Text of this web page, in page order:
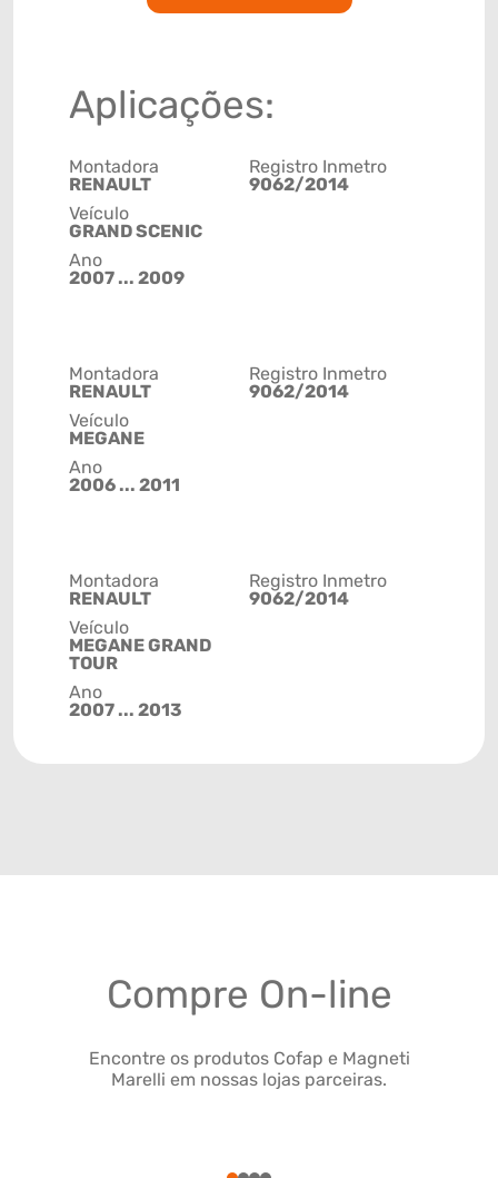
Aplicações:
Montadora
RENAULT
Veículo
GRAND SCENIC
Ano
2007 ... 2009
Registro Inmetro
9062/2014
Montadora
RENAULT
Veículo
MEGANE
Ano
2006 ... 2011
Registro Inmetro
9062/2014
Montadora
RENAULT
Veículo
MEGANE GRAND
TOUR
Ano
2007 ... 2013
Registro Inmetro
9062/2014
Compre On-line
Encontre os produtos Cofap e Magneti
Marelli em nossas lojas parceiras.